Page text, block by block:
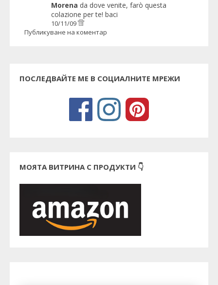
Morena da dove venite, farò questa
colazione per te! baci
10/11/09
Публикуване на коментар
ПОСЛЕДВАЙТЕ МЕ В СОЦИАЛНИТЕ МРЕЖИ
МОЯТА ВИТРИНА С ПРОДУКТИ 👇